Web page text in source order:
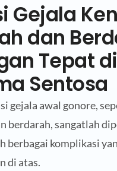
Gejala
dan
Tepat
Sentosa
gejala awal gonore,
berdarah, sangatlah
berbagai komplikasi
di atas.